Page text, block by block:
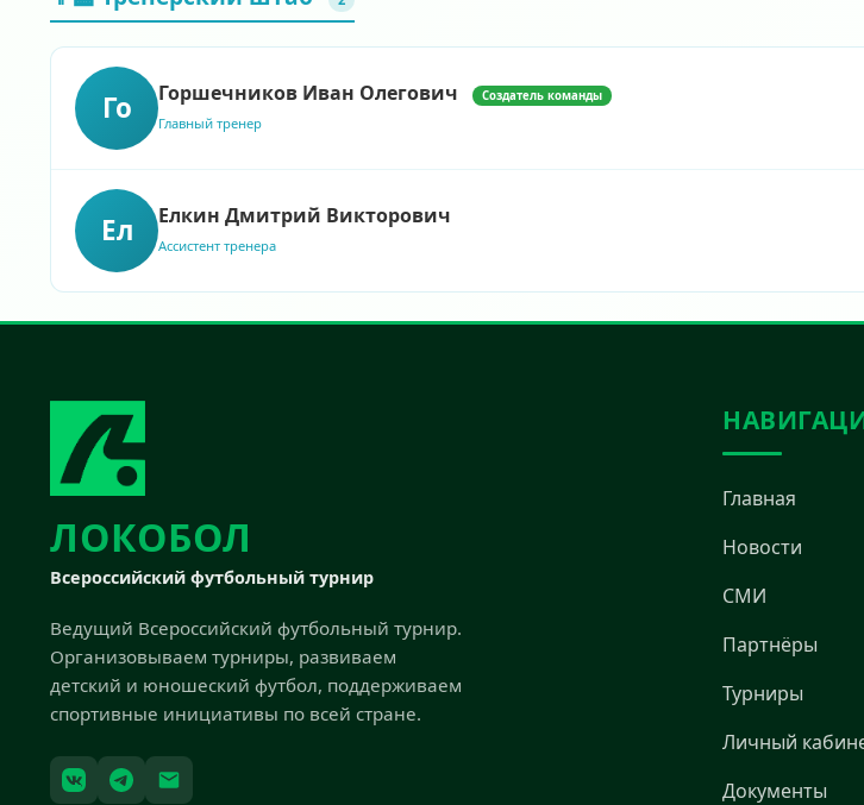
Го Горшечников Иван Олегович Создатель команды
Главный тренер
Ел Елкин Дмитрий Викторович
Ассистент тренера
ЛОКОБОЛ
Всероссийский футбольный турнир
Ведущий Всероссийский футбольный турнир.
Организовываем турниры, развиваем
детский и юношеский футбол, поддерживаем
спортивные инициативы по всей стране.
Главная
Новости
СМИ
Партнёры
Турниры
Личный
Документы